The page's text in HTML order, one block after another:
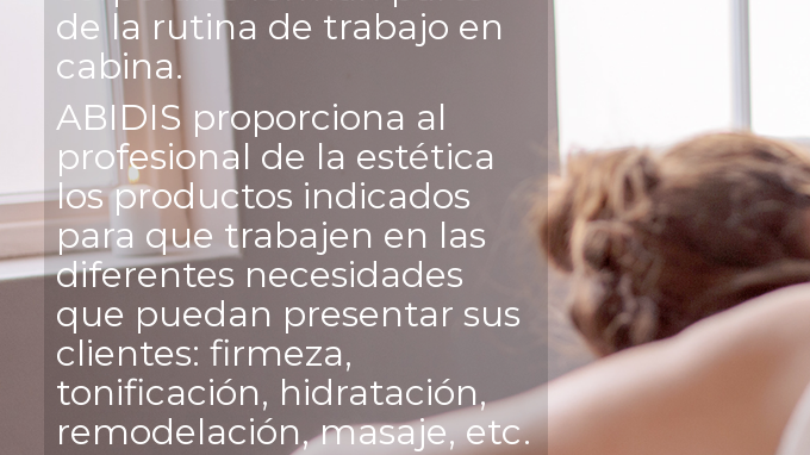
de la rutina de trabajo en
cabina.
ABIDIS proporciona al
profesional de la estética
los productos indicados
para que trabajen en las
diferentes necesidades
que puedan presentar sus
clientes: firmeza,
tonificación, hidratación,
remodelación, masaje, etc.